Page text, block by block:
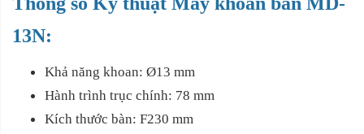
13N:
Khả năng khoan: Ø13 mm
Hành trình trục chính: 78 mm
Kích thước bàn: F230 mm